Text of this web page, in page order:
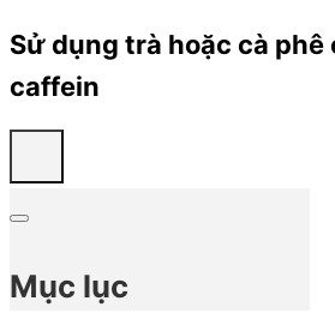
Sử dụng trà hoặc cà phê
caffein
Mục lục